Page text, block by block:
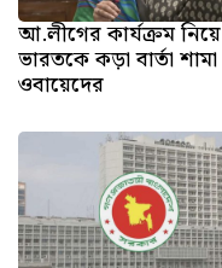
আ.লীগের কার্যক্রম নিয়ে
ভারতকে কড়া বার্তা শামা
ওবায়েদের